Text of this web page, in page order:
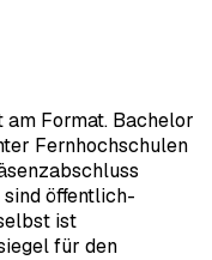
am Format. Bachelor
Fernhochschulen
öffentlich-
ist
für den